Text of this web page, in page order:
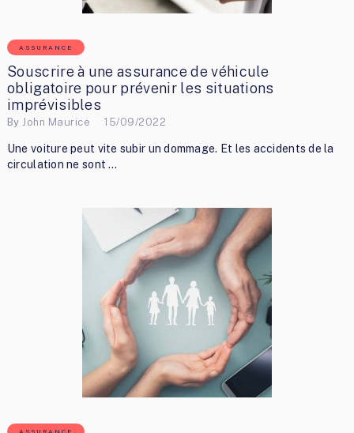
ASSURANCE
Souscrire à une assurance de véhicule
obligatoire pour prévenir les situations
imprévisibles
ByJohn Maurice 15/09/2022
Une voiture peut vite subir un dommage. Et les accidents de la
circulation ne sont …
ASSURANCE